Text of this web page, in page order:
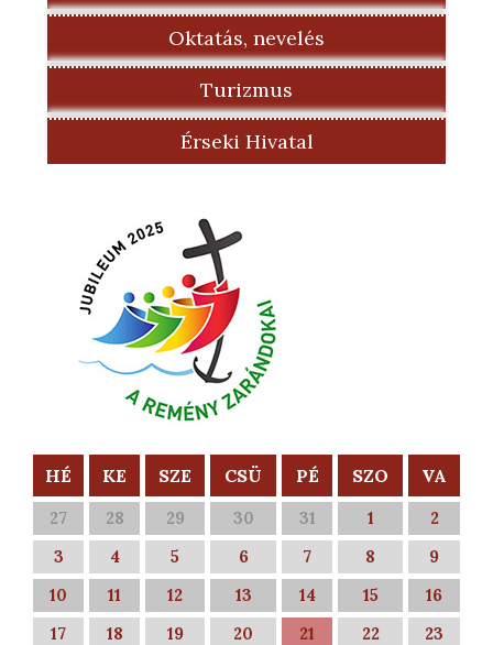
Oktatás, nevelés
Turizmus
Érseki Hivatal
HÉ KE SZE CSÜ PÉ SZO VA
27 28 29 30 31 1
2
3
4 5 6 7 8
9
10
11 12 13 14 15
16
17
18 19 20 21 22
23